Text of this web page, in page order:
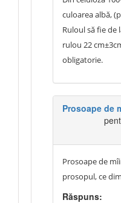
culoarea albă,
Ruloul să fie de
rulou 22
obligatorie.
Prosoape de
Prosoape de
prosopul, ce
Răspuns: